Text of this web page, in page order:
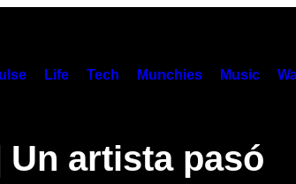
Life Tech Munchies Music
artista pasó